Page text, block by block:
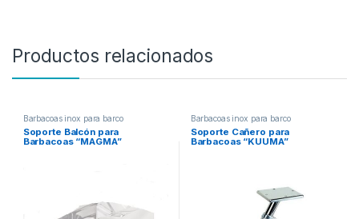
Productos relacionados
Barbacoas inox para barco
Soporte Balcón para
Barbacoas “MAGMA”
Barbacoas inox para barco
Soporte Cañero para
Barbacoas “KUUMA”